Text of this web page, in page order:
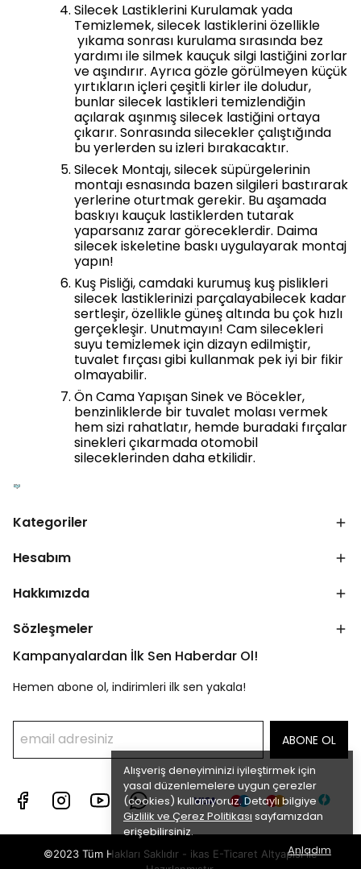
Alışveriş deneyiminizi iyileştirmek için
yasal düzenlemelere uygun çerezler
(cookies) kullanıyoruz. Detaylı bilgiye
Gizlilik ve Çerez Politikası sayfamızdan
erişebilirsiniz.
Anladım
Silecek Lastiklerini Kurulamak yada
Temizlemek, silecek lastiklerini özellikle
yıkama sonrası kurulama sırasında bez
yardımı ile silmek kauçuk silgi lastiğini zorlar
ve aşındırır. Ayrıca gözle görülmeyen küçük
yırtıkların içleri çeşitli kirler ile doludur,
bunlar silecek lastikleri temizlendiğin
açılarak aşınmış silecek lastiğini ortaya
çıkarır. Sonrasında silecekler çalıştığında
bu yerlerden su izleri bırakacaktır.
Silecek Montajı, silecek süpürgelerinin
montajı esnasında bazen silgileri bastırarak
yerlerine oturtmak gerekir. Bu aşamada
baskıyı kauçuk lastiklerden tutarak
yaparsanız zarar göreceklerdir. Daima
silecek iskeletine baskı uygulayarak montaj
yapın!
Kuş Pisliği, camdaki kurumuş kuş pislikleri
silecek lastiklerinizi parçalayabilecek kadar
sertleşir, özellikle güneş altında bu çok hızlı
gerçekleşir. Unutmayın! Cam silecekleri
suyu temizlemek için dizayn edilmiştir,
tuvalet fırçası gibi kullanmak pek iyi bir fikir
olmayabilir.
Ön Cama Yapışan Sinek ve Böcekler,
benzinliklerde bir tuvalet molası vermek
hem sizi rahatlatır, hemde buradaki fırçalar
sinekleri çıkarmada otomobil
sileceklerinden daha etkilidir.
Kategoriler
Hesabım
Hakkımızda
Sözleşmeler
Kampanyalardan İlk Sen Haberdar Ol!
Hemen abone ol, indirimleri ilk sen yakala!
ABONE OL
©2023 Tüm Hakları Saklıdır - ikas E-Ticaret Altyapısı ile